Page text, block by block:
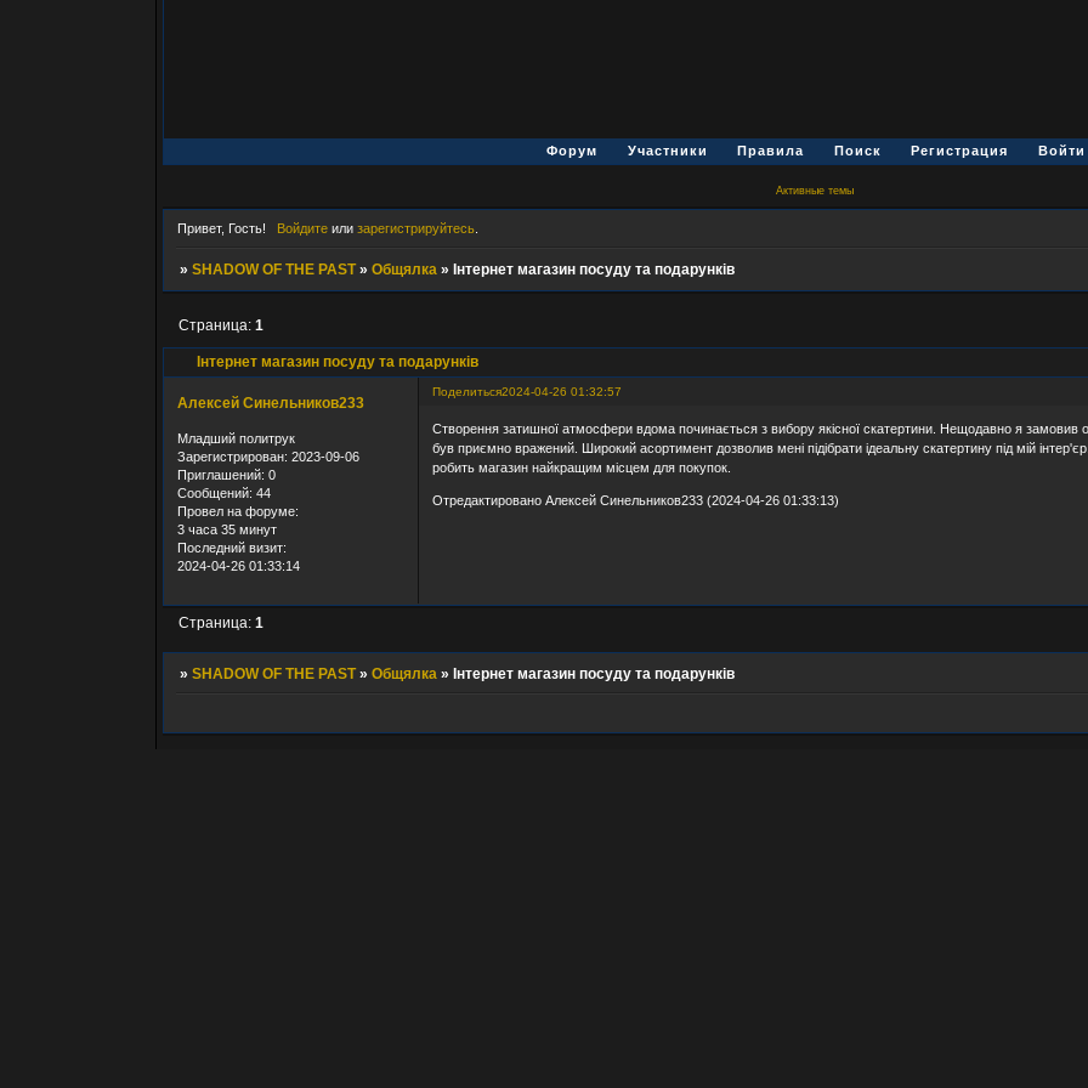
Форум Участники Правила Поиск Регистрация Войти
Активные темы
Привет, Гость! Войдитеили зарегистрируйтесь.
» SHADOW OF THE PAST » Общялка » Інтернет магазин посуду та подарунків
Інтернет магазин посуду та подарунків
Страница: 1
Поделиться2024-04-26 01:32:57
Алексей Синельников233
Младший политрук
Зарегистрирован: 2023-09-06
Приглашений: 0
Сообщений: 44
Провел на форуме:
3 часа 35 минут
Последний визит:
2024-04-26 01:33:14
Створення затишної атмосфери вдома починається з вибору якісної скатертини. Нещодавно я замовив
був приємно вражений. Широкий асортимент дозволив мені підібрати ідеальну скатертину під мій
робить магазин найкращим місцем для покупок.
Отредактировано Алексей Синельников233 (2024-04-26 01:33:13)
Страница: 1
» SHADOW OF THE PAST » Общялка » Інтернет магазин посуду та подарунків